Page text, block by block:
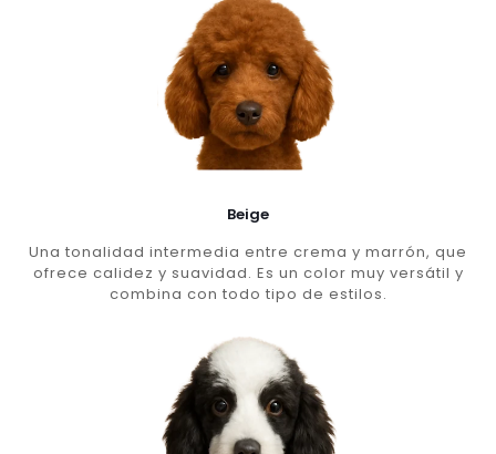
Beige
Una tonalidad intermedia entre crema y marrón, que
ofrece calidez y suavidad. Es un color muy versátil y
combina con todo tipo de estilos.